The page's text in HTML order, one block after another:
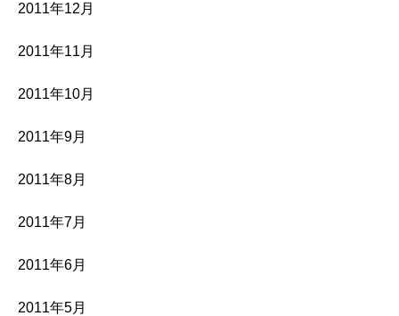
2011年12月
2011年11月
2011年10月
2011年9月
2011年8月
2011年7月
2011年6月
2011年5月